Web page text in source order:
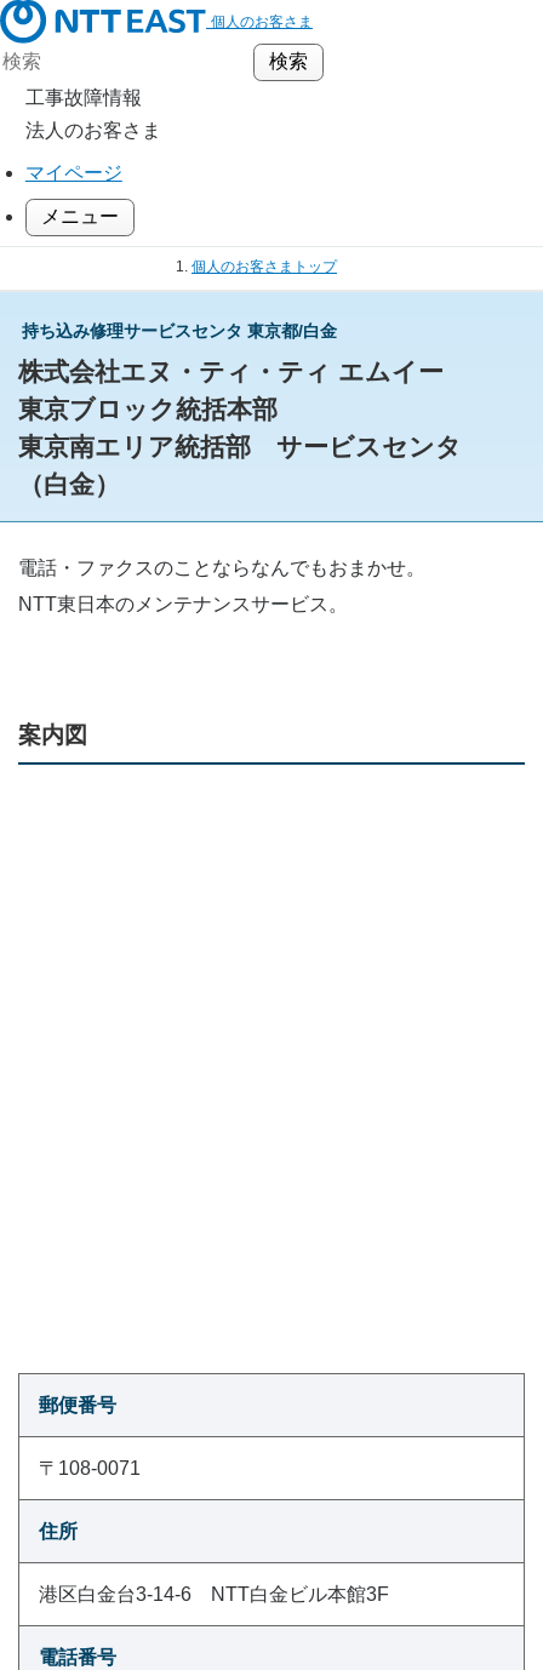
個人のお客さま
工事故障情報
法人のお客さま
マイページ
メニュー
個人のお客さまトップ
通信機器 サポート情報
通信機器修理・保守サービス
持ち込み修理サービスセンタ
東京都/白金
持ち込み修理サービスセンタ 東京都/白金
株式会社エヌ・ティ・ティ エムイー
東京ブロック統括本部
東京南エリア統括部 サービスセンタ
（白金）
電話・ファクスのことならなんでもおまかせ。
NTT東日本のメンテナンスサービス。
案内図
郵便番号
〒108-0071
住所
港区白金台3-14-6 NTT白金ビル本館3F
電話番号